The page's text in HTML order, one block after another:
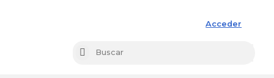
Acceder
Buscar